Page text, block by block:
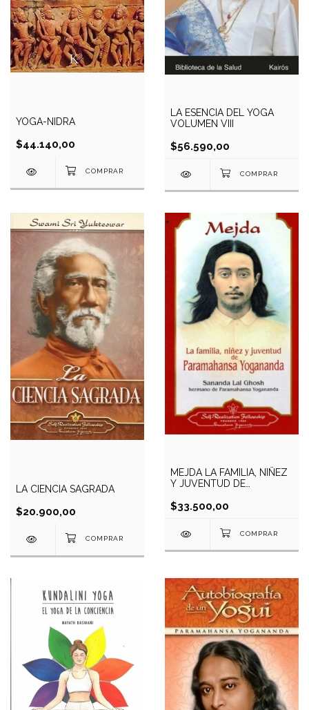
YOGA-NIDRA
$44.140,00
LA ESENCIA DEL YOGA
VOLUMEN VIII
$56.590,00
LA CIENCIA SAGRADA
$20.900,00
MEJDA LA FAMILIA, NIÑEZ
Y JUVENTUD DE
YOGANANDA
$33.500,00